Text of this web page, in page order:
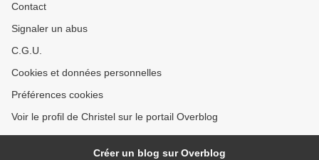
Contact
Signaler un abus
C.G.U.
Cookies et données personnelles
Préférences cookies
Voir le profil de Christel sur le portail Overblog
Créer un blog sur Overblog